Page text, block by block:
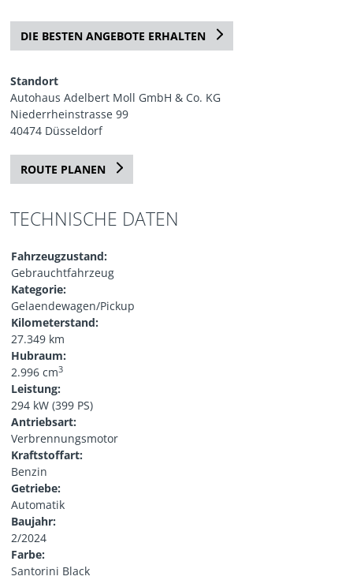
DIE BESTEN ANGEBOTE ERHALTEN
Standort
Autohaus Adelbert Moll GmbH & Co. KG
Niederrheinstrasse 99
40474 Düsseldorf
ROUTE PLANEN
TECHNISCHE DATEN
Fahrzeugzustand:
Gebrauchtfahrzeug
Kategorie:
Gelaendewagen/Pickup
Kilometerstand:
27.349 km
Hubraum:
2.996 cm3
Leistung:
294 kW (399 PS)
Antriebsart:
Verbrennungsmotor
Kraftstoffart:
Benzin
Getriebe:
Automatik
Baujahr:
2/2024
Farbe:
Santorini Black